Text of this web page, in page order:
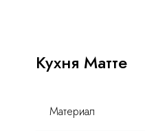
Доставка и оплата
Гарантии и качество
Кухня Матте
Материал